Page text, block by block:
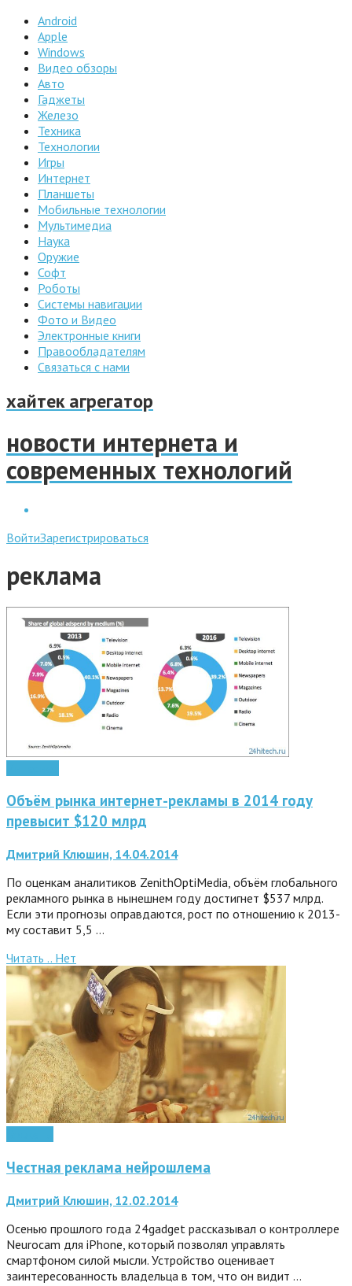
Android
Apple
Windows
Видео обзоры
Авто
Гаджеты
Железо
Техника
Технологии
Игры
Интернет
Планшеты
Мобильные технологии
Мультимедиа
Наука
Оружие
Софт
Роботы
Системы навигации
Фото и Видео
Электронные книги
Правообладателям
Связаться с нами
хайтек агрегатор
новости интернета и
современных технологий
ВойтиЗарегистрироваться
реклама
Объём рынка интернет-рекламы в 2014 году
превысит $120 млрд
Дмитрий Клюшин, 14.04.2014
По оценкам аналитиков ZenithOptiMedia, объём глобального
рекламного рынка в нынешнем году достигнет $537 млрд.
Если эти прогнозы оправдаются, рост по отношению к 2013-
му составит 5,5 …
Читать .. Нет
Честная реклама нейрошлема
Дмитрий Клюшин, 12.02.2014
Осенью прошлого года 24gadget рассказывал о контроллере
Neurocam для iPhone, который позволял управлять
смартфоном силой мысли. Устройство оценивает
заинтересованность владельца в том, что он видит …